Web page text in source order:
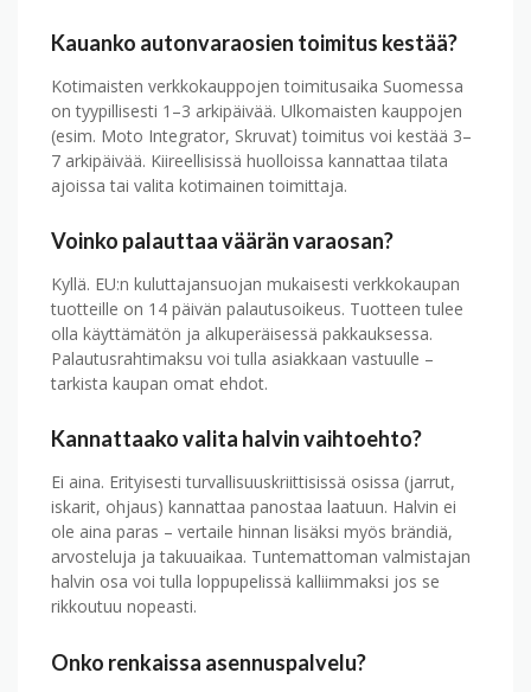
Kauanko autonvaraosien toimitus kestää?
Kotimaisten verkkokauppojen toimitus­aika Suomessa
on tyypillisesti 1–3 arkipäivää. Ulkomaisten kauppojen
(esim. Moto Integrator, Skruvat) toimitus voi kestää 3–
7 arkipäivää. Kiireellisissä huolloissa kannattaa tilata
ajoissa tai valita kotimainen toimittaja.
Voinko palauttaa väärän varaosan?
Kyllä. EU:n kuluttajansuojan mukaisesti verkkokaupan
tuotteille on 14 päivän palautus­oikeus. Tuotteen tulee
olla käyttämätön ja alkuperäisessä pakkauksessa.
Palautus­rahtimaksu voi tulla asiakkaan vastuulle –
tarkista kaupan omat ehdot.
Kannattaako valita halvin vaihtoehto?
Ei aina. Erityisesti turvallisuus­kriittisissä osissa (jarrut,
iskarit, ohjaus) kannattaa panostaa laatuun. Halvin ei
ole aina paras – vertaile hinnan lisäksi myös brändiä,
arvosteluja ja takuu­aikaa. Tuntemattoman valmistajan
halvin osa voi tulla loppupelissä kalliimmaksi jos se
rikkoutuu nopeasti.
Onko renkaissa asennus­palvelu?